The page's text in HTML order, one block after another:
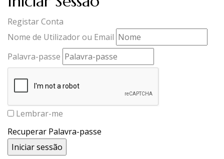
Registar Conta
Nome de Utilizador ou Email
Palavra-passe
Lembrar-me
Recuperar Palavra-passe